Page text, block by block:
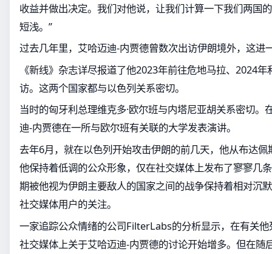
收益并做出决定。我们对他说，让我们计算一下我们两国
短浅。”
过去几年里，艾哈迈迪-内贾德曾数次出访伊朗境外，这进
《新线》杂志详尽报道了他2023年前往危地马拉、2024
访。这两个国家都与以色列关系密切。
当时的匈牙利总理维克多·欧尔班与内塔尼亚胡关系密切。
迪-内贾德在一所与欧尔班有关联的大学发表演讲。
去年6月，就在以色列开始攻击伊朗的前几天，他从布达
他保持着低调的公众形象，仅在社交媒体上发布了寥寥几
期被他视为伊朗主要敌人的国家之间的战争保持着相对沉
社交媒体用户的关注。
一家追踪公众情绪的公司FilterLabs的分析显示，在有关
社交媒体上关于艾哈迈迪-内贾德的讨论开始增多。但在随